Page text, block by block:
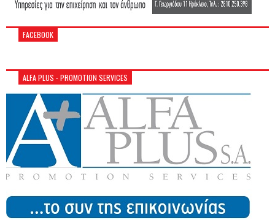
FACEBOOK
ALFA PLUS - PROMOTION SERVICES